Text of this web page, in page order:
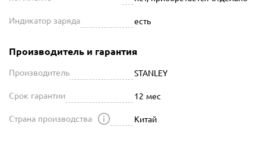
Индикатор заряда есть
Производитель и гарантия
Производитель STANLEY
Срок гарантии 12 мес
Страна производства Китай